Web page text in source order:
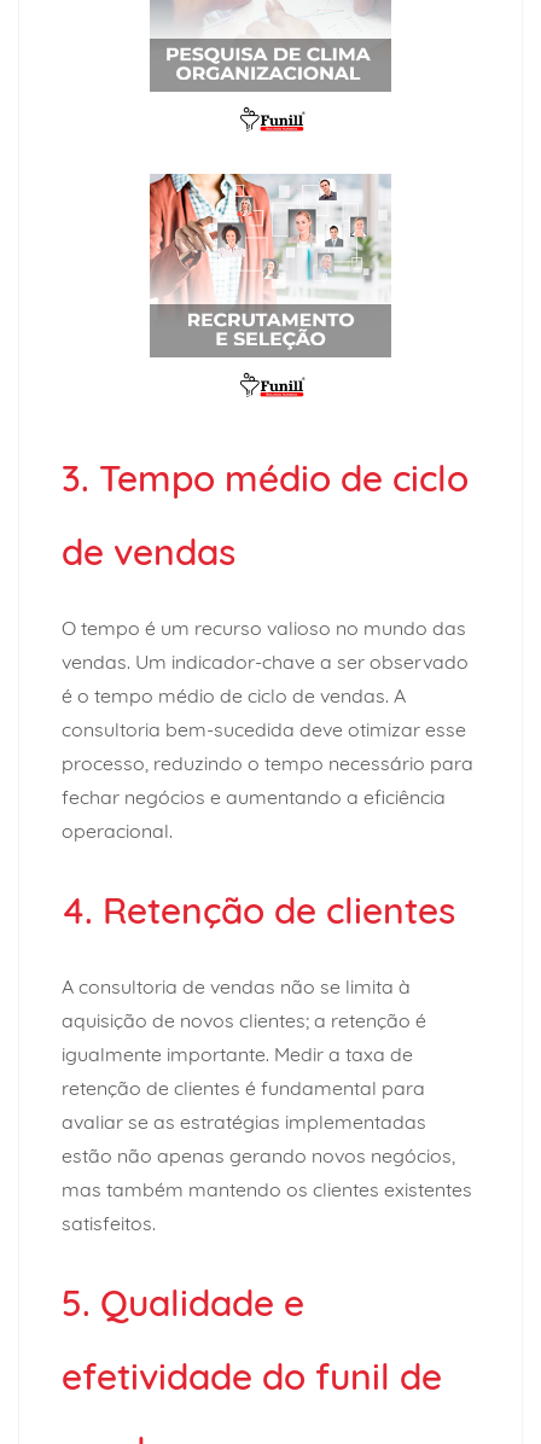
3. Tempo médio de ciclo
de vendas
O tempo é um recurso valioso no mundo das
vendas. Um indicador-chave a ser observado
é o tempo médio de ciclo de vendas. A
consultoria bem-sucedida deve otimizar esse
processo, reduzindo o tempo necessário para
fechar negócios e aumentando a eficiência
operacional.
4. Retenção de clientes
A consultoria de vendas não se limita à
aquisição de novos clientes; a retenção é
igualmente importante. Medir a taxa de
retenção de clientes é fundamental para
avaliar se as estratégias implementadas
estão não apenas gerando novos negócios,
mas também mantendo os clientes existentes
satisfeitos.
5. Qualidade e
efetividade do funil de